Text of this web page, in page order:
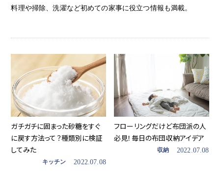
料理や掃除、洗濯など初めての家事に役立つ情報も満載。
ガチガチに固まった砂糖をすぐ
に戻す方法って？種類別に検証
してみた
キッチン 2022.07.08
フローリングだけど布団派の人
必見！毎日の布団収納アイデア
収納 2022.07.08